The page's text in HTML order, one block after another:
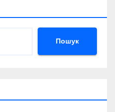
Пошук